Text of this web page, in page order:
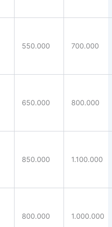
550.000 700.000
650.000 800.000
850.000 1.100.000
800.000 1.000.000